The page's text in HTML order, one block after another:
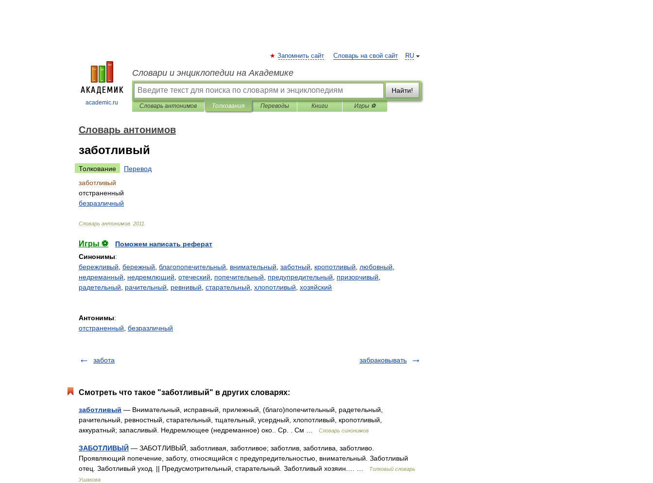
academic.ru
RU
Запомнить сайт Словарь на свой сайт
Словари и энциклопедии на Академике
Найти!
Словарь антонимов Толкования Переводы Книги Игры ⚽
Словарь антонимов
заботливый
Толкование
Перевод
заботливый
отстраненный
безразличный
Словарь антонимов 2011
Игры ⚽
Поможем написать реферат
Синонимы:
бережливый бережный благопопечительный внимательный заботный кропотливый любовный
недреманный
недремлющий отеческий попечительный предупредительный призорчивый
радетельный
рачительный ревнивый старательный хлопотливый хозяйский
Антонимы:
отстраненный безразличный
забота забраковывать
Смотреть что такое "заботливый" в других словарях:
заботливый — Внимательный, исправный, прилежный, (благо)попечительный, радетельный,
рачительный, ревностный, старательный, тщательный, усердный, хлопотливый, кропотливый,
аккуратный; запасливый. Недремлющее (недреманное) око.. Ср. . См …
Словарь синонимов
ЗАБОТЛИВЫЙ — ЗАБОТЛИВЫЙ, заботливая, заботливое; заботлив, заботлива, заботливо.
Проявляющий попечение, заботу, относящийся с предупредительностью, внимательный. Заботливый
отец. Заботливый уход. || Предусмотрительный, старательный. Заботливый хозяин.… …
Толковый словарь
Ушакова